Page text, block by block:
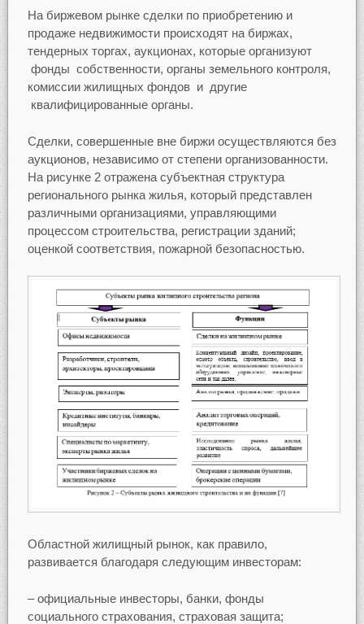
На биржевом рынке сделки по приобретению и
продаже недвижимости происходят на биржах,
тендерных торгах, аукционах, которые организуют
фонды собственности, органы земельного контроля,
комиссии жилищных фондов и другие
квалифицированные органы.
Сделки, совершенные вне биржи осуществляются без
аукционов, независимо от степени организованности.
На рисунке 2 отражена субъектная структура
регионального рынка жилья, который представлен
различными организациями, управляющими
процессом строительства, регистрации зданий;
оценкой соответствия, пожарной безопасностью.
Областной жилищный рынок, как правило,
развивается благодаря следующим инвесторам:
– официальные инвесторы, банки, фонды
социального страхования, страховая защита;